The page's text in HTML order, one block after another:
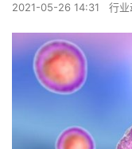
2021-05-26 14:31 行业